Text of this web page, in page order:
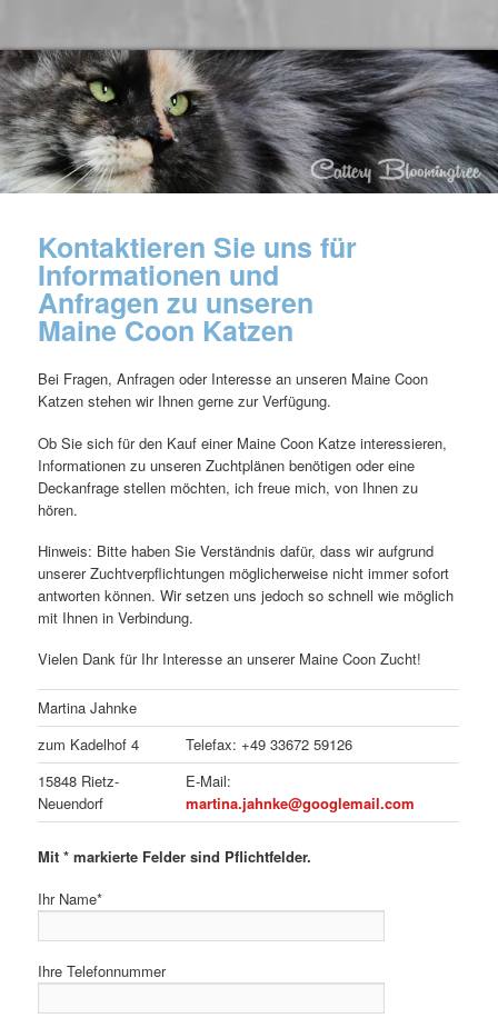
Kontaktieren Sie uns für
Informationen und
Anfragen zu unseren
Maine Coon Katzen
Bei Fragen, Anfragen oder Interesse an unseren Maine Coon
Katzen stehen wir Ihnen gerne zur Verfügung.
Ob Sie sich für den Kauf einer Maine Coon Katze interessieren,
Informationen zu unseren Zuchtplänen benötigen oder eine
Deckanfrage stellen möchten, ich freue mich, von Ihnen zu
hören.
Hinweis: Bitte haben Sie Verständnis dafür, dass wir aufgrund
unserer Zuchtverpflichtungen möglicherweise nicht immer sofort
antworten können. Wir setzen uns jedoch so schnell wie möglich
mit Ihnen in Verbindung.
Vielen Dank für Ihr Interesse an unserer Maine Coon Zucht!
Martina Jahnke
zum Kadelhof 4
Telefax: +49 33672 59126
15848 Rietz-
Neuendorf
E-Mail:
martina.jahnke@googlemail.com
Mit * markierte Felder sind Pflichtfelder.
Ihr Name*
Ihre Telefonnummer